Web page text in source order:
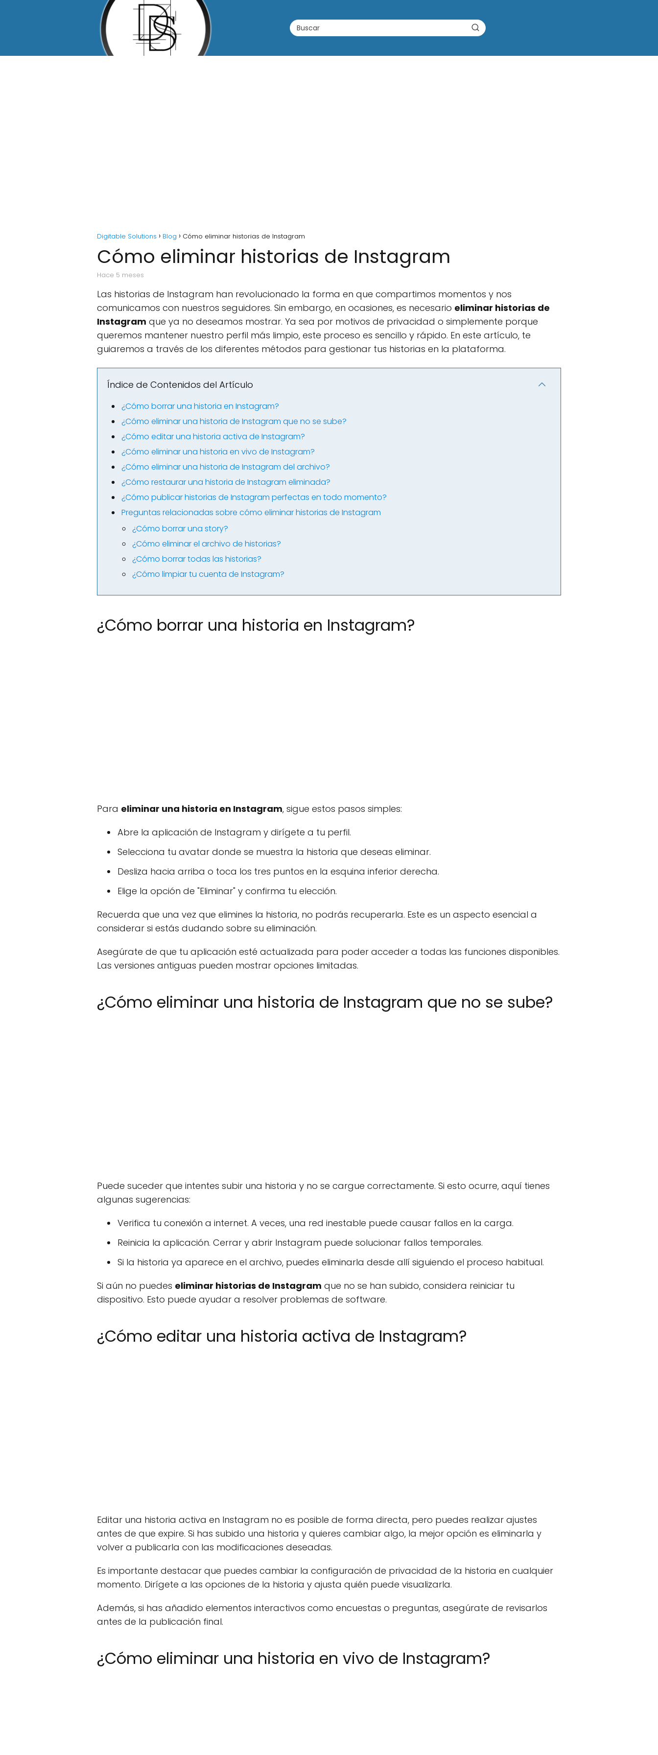
Digitable Solutions Blog Cómo eliminar historias de Instagram
Cómo eliminar historias de Instagram
hace 5 meses
Las historias de Instagram han revolucionado la forma en que compartimos momentos y nos
comunicamos con nuestros seguidores. Sin embargo, en ocasiones, es necesario eliminar historias de
Instagram que ya no deseamos mostrar. Ya sea por motivos de privacidad o simplemente porque
queremos mantener nuestro perfil más limpio, este proceso es sencillo y rápido. En este artículo, te
guiaremos a través de los diferentes métodos para gestionar tus historias en la plataforma.
Índice de Contenidos del Artículo
¿Cómo borrar una historia en Instagram?
¿Cómo eliminar una historia de Instagram que no se sube?
¿Cómo editar una historia activa de Instagram?
¿Cómo eliminar una historia en vivo de Instagram?
¿Cómo eliminar una historia de Instagram del archivo?
¿Cómo restaurar una historia de Instagram eliminada?
¿Cómo publicar historias de Instagram perfectas en todo momento?
Preguntas relacionadas sobre cómo eliminar historias de Instagram
¿Cómo borrar una story?
¿Cómo eliminar el archivo de historias?
¿Cómo borrar todas las historias?
¿Cómo limpiar tu cuenta de Instagram?
¿Cómo borrar una historia en Instagram?
Para eliminar una historia en Instagram, sigue estos pasos simples:
Abre la aplicación de Instagram y dirígete a tu perfil.
Selecciona tu avatar donde se muestra la historia que deseas eliminar.
Desliza hacia arriba o toca los tres puntos en la esquina inferior derecha.
Elige la opción de "Eliminar" y confirma tu elección.
Recuerda que una vez que elimines la historia, no podrás recuperarla. Este es un aspecto esencial a
considerar si estás dudando sobre su eliminación.
Asegúrate de que tu aplicación esté actualizada para poder acceder a todas las funciones disponibles.
Las versiones antiguas pueden mostrar opciones limitadas.
¿Cómo eliminar una historia de Instagram que no se sube?
Puede suceder que intentes subir una historia y no se cargue correctamente. Si esto ocurre, aquí tienes
algunas sugerencias:
Verifica tu conexión a internet. A veces, una red inestable puede causar fallos en la carga.
Reinicia la aplicación. Cerrar y abrir Instagram puede solucionar fallos temporales.
Si la historia ya aparece en el archivo, puedes eliminarla desde allí siguiendo el proceso habitual.
Si aún no puedes eliminar historias de Instagram que no se han subido, considera reiniciar tu
dispositivo. Esto puede ayudar a resolver problemas de software.
¿Cómo editar una historia activa de Instagram?
Editar una historia activa en Instagram no es posible de forma directa, pero puedes realizar ajustes
antes de que expire. Si has subido una historia y quieres cambiar algo, la mejor opción es eliminarla y
volver a publicarla con las modificaciones deseadas.
Es importante destacar que puedes cambiar la configuración de privacidad de la historia en cualquier
momento. Dirígete a las opciones de la historia y ajusta quién puede visualizarla.
Además, si has añadido elementos interactivos como encuestas o preguntas, asegúrate de revisarlos
antes de la publicación final.
¿Cómo eliminar una historia en vivo de Instagram?